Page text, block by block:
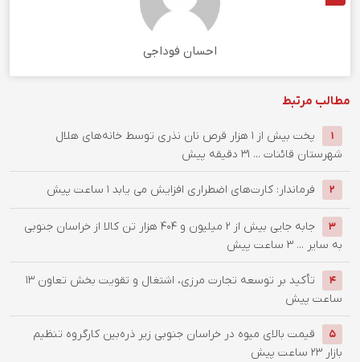
احسان فوداجی
مطالب مرتبط
1
پخت بیش از 1 هزار قرص نان نذری توسط خانه‌های هلال
شهرستان قائنات ... 31 دقیقه پیش
2 فرماندار: کارت‌های اضطراری افزایش می یابد 1 ساعت پیش
3
جابه جایی بیش از 2 میلیون و 404 هزار تن کالا از خراسان جنوبی
به سایر ... 3 ساعت پیش
4 تأکید بر توسعه تجارت مرزی، اشتغال و تقویت بخش تعاون 13
ساعت پیش
5
قیمت بالای میوه در خراسان جنوبی زیر ذره‌بین کارگروه تنظیم
بازار 23 ساعت پیش